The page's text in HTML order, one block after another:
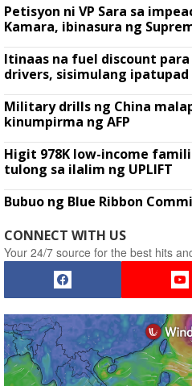
Petisyon ni VP Sara sa
Kamara, ibinasura ng
Itinaas na fuel discount para
drivers, sisimulang ipatupad
Military drills ng China
kinumpirma ng AFP
Higit 978K low-income
tulong sa ilalim ng UPLIFT
Bubuo ng Blue Ribbon
CONNECT WITH US
Your 24/7 source for the best hits